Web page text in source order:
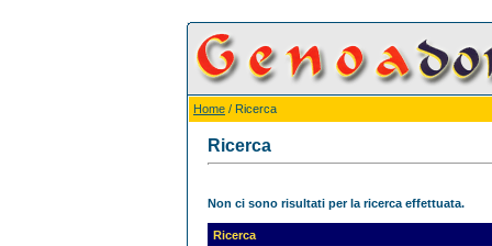
Home / Ricerca
Ricerca
Non ci sono risultati per la ricerca effettuata.
Ricerca